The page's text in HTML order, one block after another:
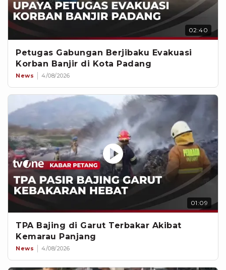
02:40
Petugas Gabungan Berjibaku Evakuasi
Korban Banjir di Kota Padang
News 4/08/2026
01:09
TPA Bajing di Garut Terbakar Akibat
Kemarau Panjang
News 4/08/2026